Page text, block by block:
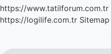
https://www.tatilforum.com.tr
https://logilife.com.tr Sitemap